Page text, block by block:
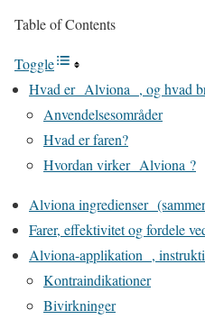
Table of Contents
Toggle
Hvad er Alviona , og hvad
Anvendelsesområder
Hvad er faren?
Hvordan virker Alviona ?
Alviona ingredienser
Farer, effektivitet og fordele
Alviona-applikation ,
Kontraindikationer
Bivirkninger